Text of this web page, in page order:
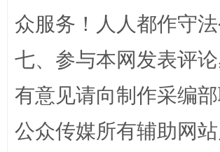
完善运行机制助力责任有效落实
众服务！人人都作守法
七、参与本网发表评
有意见请向制作采编
公众传媒所有辅助网